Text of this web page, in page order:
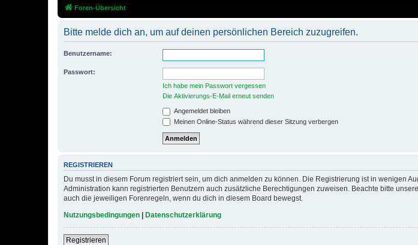
Foren-Übersicht
Bitte melde dich an, um auf deinen persönlichen Bereich zuzugreifen.
Benutzername:
Passwort:
Ich habe mein Passwort vergessen
Die Aktivierungs-E-Mail erneut senden
Angemeldet bleiben
Meinen Online-Status während dieser Sitzung verbergen
REGISTRIEREN
Du musst in diesem Forum registriert sein, um dich anmelden zu können. Die Registrierung ist in wenigen
Administration kann registrierten Benutzern auch zusätzliche Berechtigungen zuweisen. Beachte bitte
auch die jeweiligen Forenregeln, wenn du dich in diesem Board bewegst.
Nutzungsbedingungen | Datenschutzerklärung
Registrieren